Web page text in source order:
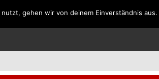
GRIECHENLAND SÜDAFRIKA
gehen wir von deinem Einverständnis aus.